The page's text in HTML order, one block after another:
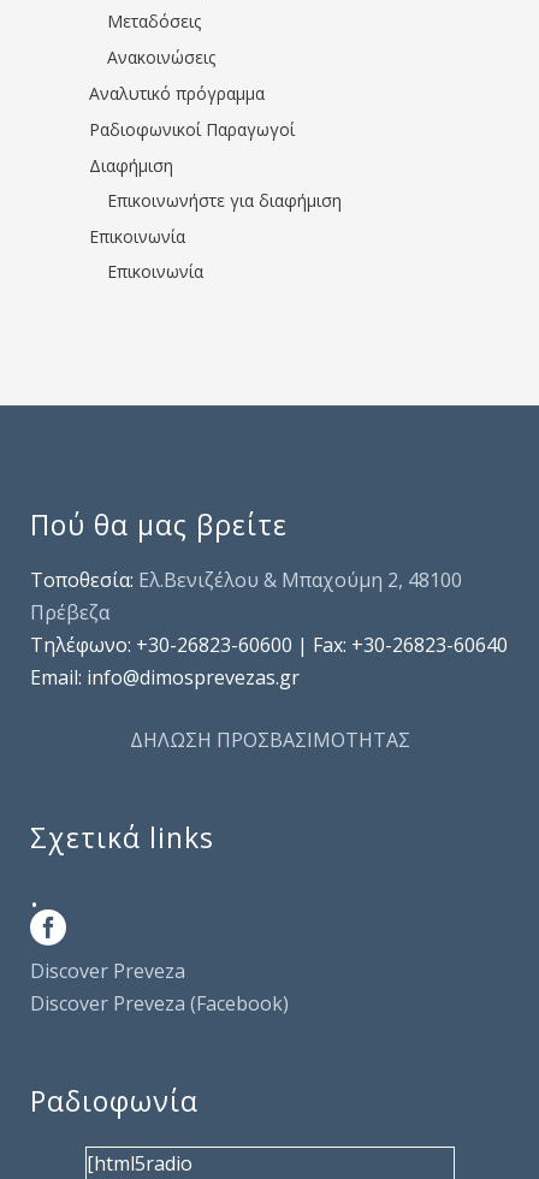
Μεταδόσεις
Ανακοινώσεις
Αναλυτικό πρόγραμμα
Ραδιοφωνικοί Παραγωγοί
Διαφήμιση
Επικοινωνήστε για διαφήμιση
Επικοινωνία
Επικοινωνία
Πού θα μας βρείτε
Τοποθεσία: Ελ.Βενιζέλου & Μπαχούμη 2, 48100
Πρέβεζα
Τηλέφωνo: +30-26823-60600 | Fax: +30-26823-60640
Email: info@dimosprevezas.gr
ΔΗΛΩΣΗ ΠΡΟΣΒΑΣΙΜΟΤΗΤΑΣ
Σχετικά links
.
Discover Preveza
Discover Preveza (Facebook)
Ραδιοφωνία
[html5radio